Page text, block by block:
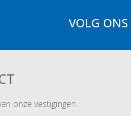
VOLG ONS
onze vestigingen.